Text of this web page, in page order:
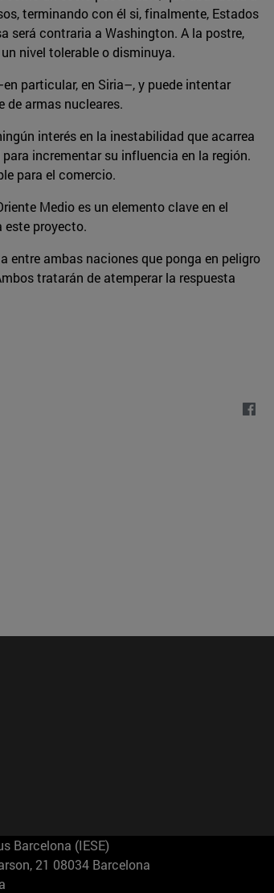
terminando con él si, finalmente, Estados
será contraria a Washington. A la postre,
nivel tolerable o disminuya.
particular, en Siria–, y puede intentar
de armas nucleares.
interés en la inestabilidad que acarrea
incrementar su influencia en la región.
para el comercio.
Medio es un elemento clave en el
este proyecto.
entre ambas naciones que ponga en peligro
tratarán de atemperar la respuesta
Barcelona (IESE)
21 08034 Barcelona